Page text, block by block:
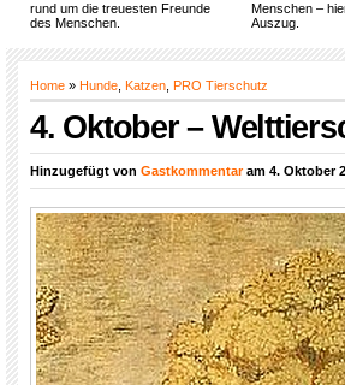
rund um die treuesten Freunde
des Menschen.
Menschen –
Auszug.
Home » Hunde Katzen PRO Tierschutz
4. Oktober –
Hinzugefügt von Gastkommentaram 4. Oktober